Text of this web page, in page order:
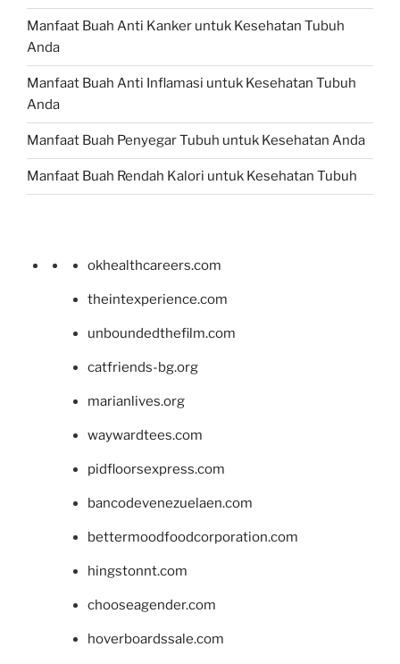
Manfaat Buah Anti Kanker untuk Kesehatan Tubuh
Anda
Manfaat Buah Anti Inflamasi untuk Kesehatan Tubuh
Anda
Manfaat Buah Penyegar Tubuh untuk Kesehatan Anda
Manfaat Buah Rendah Kalori untuk Kesehatan Tubuh
okhealthcareers.com
theintexperience.com
unboundedthefilm.com
catfriends-bg.org
marianlives.org
waywardtees.com
pidfloorsexpress.com
bancodevenezuelaen.com
bettermoodfoodcorporation.com
hingstonnt.com
chooseagender.com
hoverboardssale.com